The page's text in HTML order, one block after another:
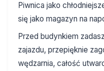
Piwnica jako
się jako magazyn na
Przed budynkiem
zajazdu, przepięknie
wędzarnia, całość